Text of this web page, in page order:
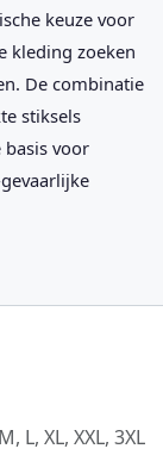
keuze voor
kleding zoeken
De combinatie
stiksels
voor
M, L, XL, XXL, 3XL